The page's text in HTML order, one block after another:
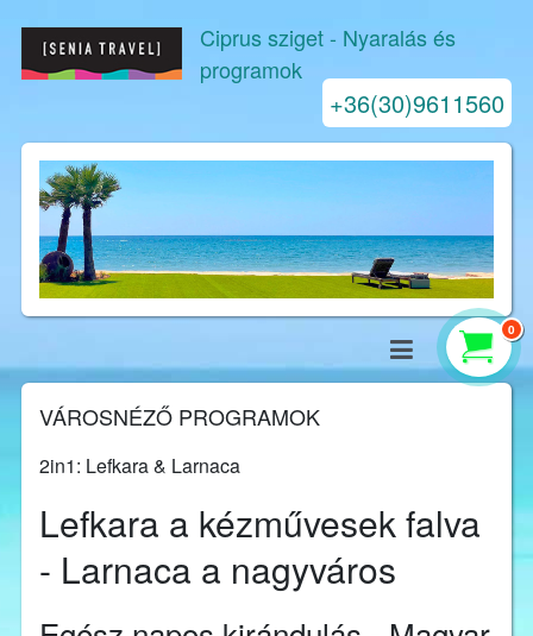
Ciprus sziget - Nyaralás és
programok
+36(30)9611560
0
VÁROSNÉZŐ PROGRAMOK
2in1: Lefkara & Larnaca
Lefkara a kézművesek falva
- Larnaca a nagyváros